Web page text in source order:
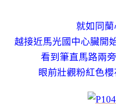
就如同
越接近馬光國中心臟開
看到筆直馬路兩
眼前壯觀粉紅色